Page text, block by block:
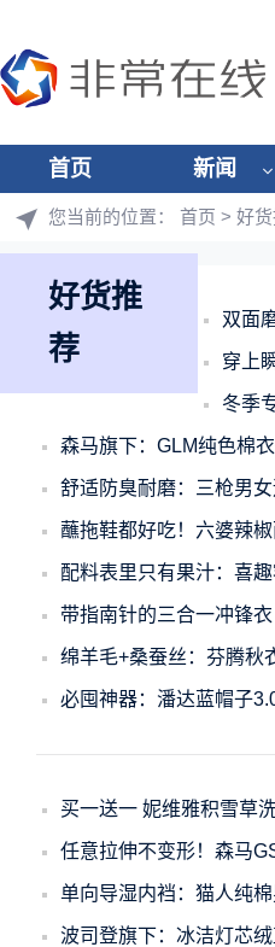
首页 新闻
您当前的位置： 首页 > 好
好货推
荐
双面
穿上
冬季
森马旗下：GLM纯色棉
舒适防臭耐磨：三枪男
蘸拖鞋都好吃！六婆辣
配料表里只有果汁：喜
带指南针的三合一冲锋
绵羊毛+桑蚕丝：芬腾秋
必囤神器：潘达蓝帽子
买一送一 妮维雅积雪草
任意拉伸不变形！森马
单向导湿内裆：猫人纯
波司登旗下：冰洁灯芯